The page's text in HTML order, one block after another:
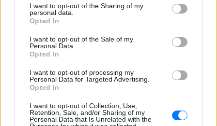
I want to opt-out of the Sharing of my
personal data.
Opted In
I want to opt-out of the Sale of my
Personal Data.
Opted In
I want to opt-out of processing my
Personal Data for Targeted Advertising.
Opted In
I want to opt-out of Collection, Use,
Retention, Sale, and/or Sharing of my
Personal Data that Is Unrelated with the
Ακολουθήστε το E-Radio.gr στο
Google News
και μάθετε πρώτοι
Εσύ μπήκες στο E-Daily.gr; Τα νέα της ημέρας
και ότι σου κάνει κλικ!
Ακολουθήστε το E-Radio.gr και στο Instagram